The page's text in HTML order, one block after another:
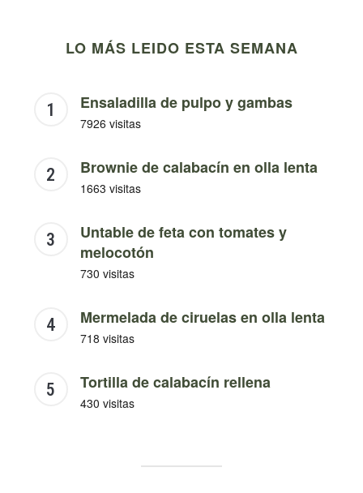
LO MÁS LEIDO ESTA SEMANA
Ensaladilla de pulpo y gambas
7926 visitas
Brownie de calabacín en olla lenta
1663 visitas
Untable de feta con tomates y
melocotón
730 visitas
Mermelada de ciruelas en olla lenta
718 visitas
Tortilla de calabacín rellena
430 visitas